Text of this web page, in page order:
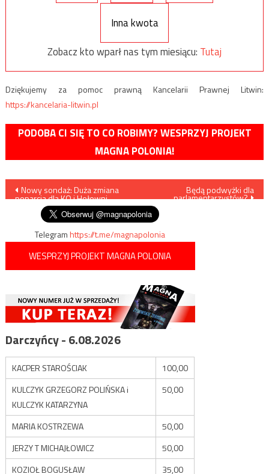
Inna kwota
Zobacz kto wparł nas tym miesiącu: Tutaj
Dziękujemy za pomoc prawną Kancelarii Prawnej Litwin:
https://kancelaria-litwin.pl
PODOBA CI SIĘ TO CO ROBIMY? WESPRZYJ PROJEKT
MAGNA POLONIA!
Nawigacja
wpisu
Nowy sondaż: Duża zmiana
poparcia dla KO i Hołowni
Będą podwyżki dla
parlamentarzystów?
Telegramhttps://t.me/magnapolonia
WESPRZYJ PROJEKT MAGNA POLONIA
Darczyńcy - 6.08.2026
KACPER STAROŚCIAK
100,00
KULCZYK GRZEGORZ POLIŃSKA i
KULCZYK KATARZYNA
50,00
MARIA KOSTRZEWA
50,00
JERZY T MICHAJŁOWICZ
50,00
KOZIOŁ BOGUSŁAW
35,00